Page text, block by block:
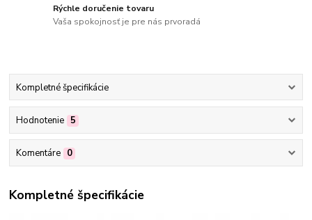
Rýchle doručenie tovaru
Vaša spokojnosť je pre nás prvoradá
Kompletné špecifikácie
Hodnotenie 5
Komentáre 0
Kompletné špecifikácie